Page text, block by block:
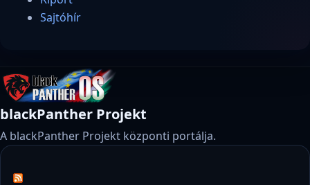
Sajtóhír
blackPanther Projekt
A blackPanther Projekt központi portálja.